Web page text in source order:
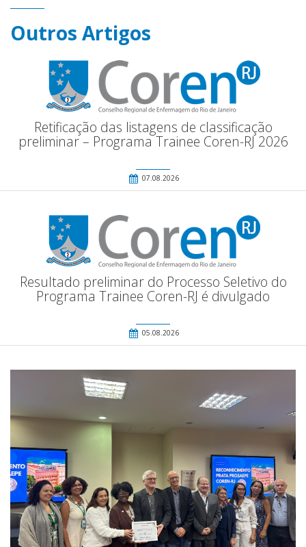
Outros Artigos
Retificação das listagens de classificação
preliminar – Programa Trainee Coren-RJ 2026
07.08.2026
Resultado preliminar do Processo Seletivo do
Programa Trainee Coren-RJ é divulgado
05.08.2026